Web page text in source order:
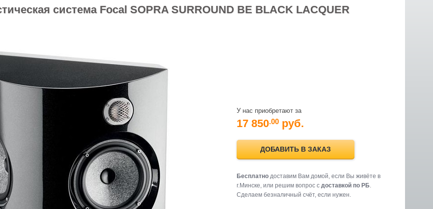
стойки для акустики
звуковые панели
шумоизоляция
интерактивные доски
преобразователи, накопители и др.
система Focal SOPRA SURROUND BE BLACK LACQUER
У нас приобретают за
17 850.00 руб.
ДОБАВИТЬ В ЗАКАЗ
Бесплатнодоставим Вам домой, если Вы живёте в
г.Минске, или решим вопрос с доставкой по РБ.
Cделаем безналичный счёт, если нужен.